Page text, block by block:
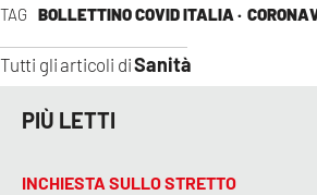
TAG BOLLETTINO COVID ITALIA ·
Tutti gli articoli diSanità
PIÙ LETTI
INCHIESTA SULLO STRETTO